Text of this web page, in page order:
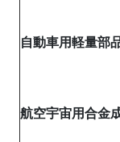
自動車用軽量部
航空宇宙用合金